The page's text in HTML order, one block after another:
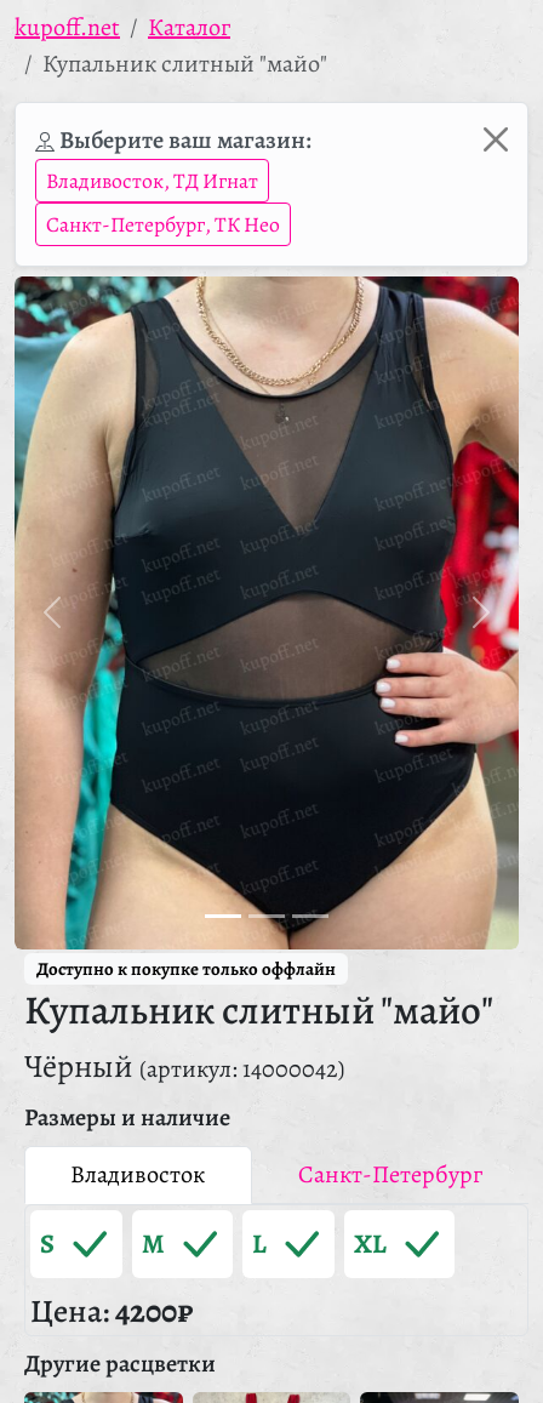
kupoff.net
Каталог
Купальник слитный "майо"
Выберите ваш магазин:
Владивосток, ТД Игнат
Санкт-Петербург, ТК Нео
Доступно к покупке только оффлайн
Купальник слитный "майо"
Чёрный (артикул: 14000042)
Размеры и наличие
Владивосток
Санкт-Петербург
S M L XL
Цена:4200₽
Другие расцветки